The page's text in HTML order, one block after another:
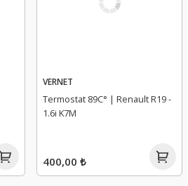
VERNET
Termostat 89C° | Renault R19 -
1.6i K7M
400,00 ₺